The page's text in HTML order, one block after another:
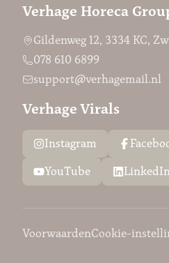
Verhage Horeca
Gildenweg 12, 3334 KC,
078 610 6899
support@verhagemail.nl
Verhage Virals
Instagram
YouTube
VoorwaardenCookie-